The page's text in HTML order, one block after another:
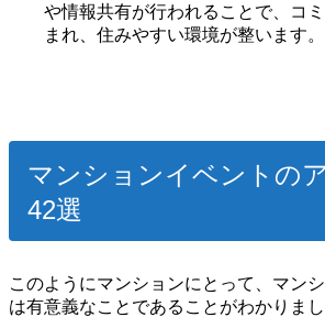
や情報共有が行われることで、コ
まれ、住みやすい環境が整います。
マンションイベントの
42選
このようにマンションにとって、マン
は有意義なことであることがわかりまし